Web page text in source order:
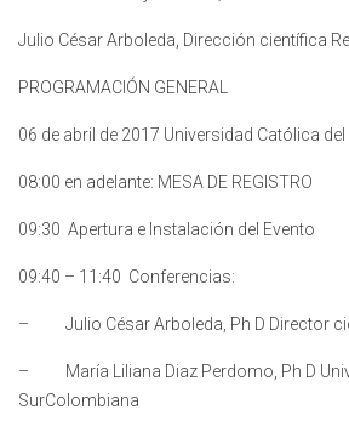
Julio César Arboleda, Dirección científica
PROGRAMACIÓN GENERAL
06 de abril de 2017 Universidad Católica
08:00 en adelante: MESA DE REGISTRO
09:30 Apertura e Instalación del Evento
09:40 – 11:40 Conferencias:
– Julio César Arboleda, Ph D Director
– María Liliana Diaz Perdomo, Ph D
SurColombiana